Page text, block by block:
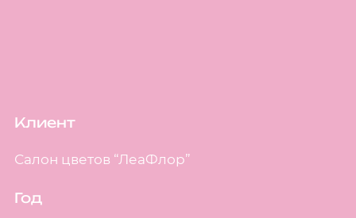
Клиент
Салон цветов “ЛеаФлор”
Год